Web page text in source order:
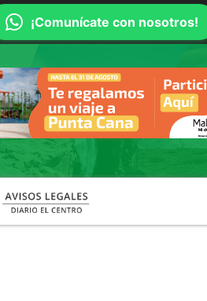
¡Comunícate con nosotros!